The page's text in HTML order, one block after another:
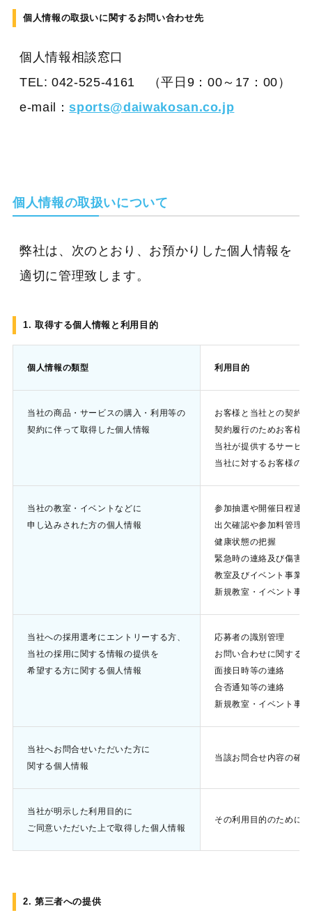
個人情報の取扱いに関するお問い合わせ先
個人情報相談窓口
TEL: 042-525-4161 （平日9：00～17：00）
e-mail：sports@daiwakosan.co.jp
個人情報の取扱いについて
弊社は、次のとおり、お預かりした個人情報を
適切に管理致します。
1. 取得する個人情報と利用目的
個人情報の類型 利用目的
当社の商品・サービスの購入・利用等の
契約に伴って取得した個人情報
お客様と当社との契約
契約履行のためお客様
当社が提供するサービ
当社に対するお客様の
当社の教室・イベントなどに
申し込みされた方の個人情報
参加抽選や開催日程通
出欠確認や参加料管理
健康状態の把握
緊急時の連絡及び傷害
教室及びイベント事業
新規教室・イベント事
当社への採用選考にエントリーする方、
当社の採用に関する情報の提供を
希望する方に関する個人情報
応募者の識別管理
お問い合わせに関する
面接日時等の連絡
合否通知等の連絡
新規教室・イベント事
当社へお問合せいただいた方に
関する個人情報
当該お問合せ内容の確
当社が明示した利用目的に
ご同意いただいた上で取得した個人情報
その利用目的のために
2. 第三者への提供